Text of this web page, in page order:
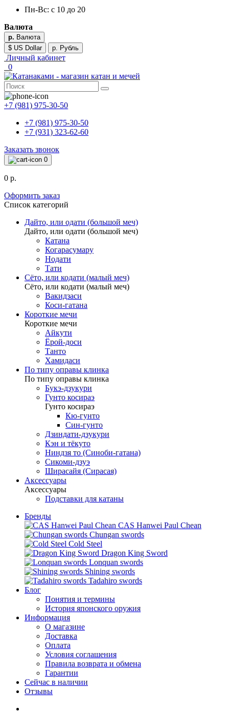
Пн-Вс: с 10 до 20
Валюта
р. Валюта
$ US Dollar
р. Рубль
Личный кабинет
0
+7 (981) 975-30-50
+7 (981) 975-30-50
+7 (931) 323-62-60
Заказать звонок
0
0 р.
Оформить заказ
Список категорий
Дайто, или одати (большой меч)
Дайто, или одати (большой меч)
Катана
Когарасумару
Нодати
Тати
Сёто, или кодати (малый меч)
Сёто, или кодати (малый меч)
Вакидзаси
Коси-гатана
Короткие мечи
Короткие мечи
Айкути
Ёрой-доси
Танто
Хамидаси
По типу оправы клинка
По типу оправы клинка
Букэ-дзукури
Гунто косираэ
Гунто косираэ
Кю-гунто
Син-гунто
Дзиндати-дзукури
Кэн и тёкуто
Ниндзя то (Синоби-гатана)
Сикоми-дзуэ
Ширасайя (Сирасая)
Аксессуары
Аксессуары
Подставки для катаны
Бренды
CAS Hanwei Paul Chean
Chungan swords
Cold Steel
Dragon King Sword
Lonquan swords
Shining swords
Tadahiro swords
Блог
Понятия и термины
История японского оружия
Информация
О магазине
Доставка
Оплата
Условия соглашения
Правила возврата и обмена
Гарантии
Сейчас в наличии
Отзывы